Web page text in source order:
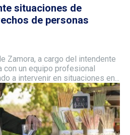
situaciones de
de personas
Zamora, a cargo del intendente
con un equipo profesional
a intervenir en situaciones en...